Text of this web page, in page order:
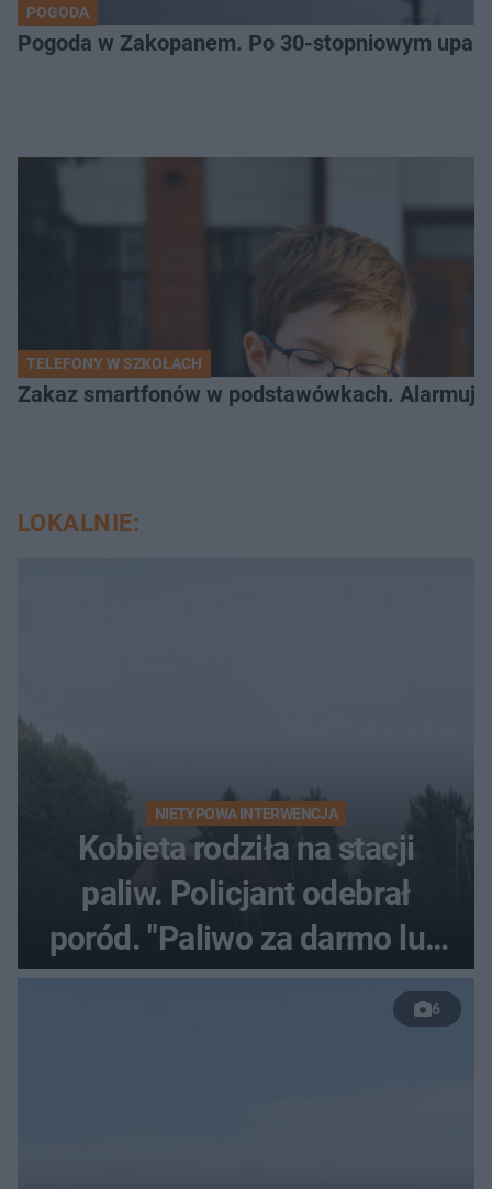
POGODA
Pogoda w Zakopanem. Po 30-stopniowym
TELEFONY W SZKOŁACH
Zakaz smartfonów w podstawówkach.
LOKALNIE:
NIETYPOWA INTERWENCJA
Kobieta rodziła na stacji
paliw. Policjant odebrał
poród. "Paliwo za darmo lub
50 %!"
6